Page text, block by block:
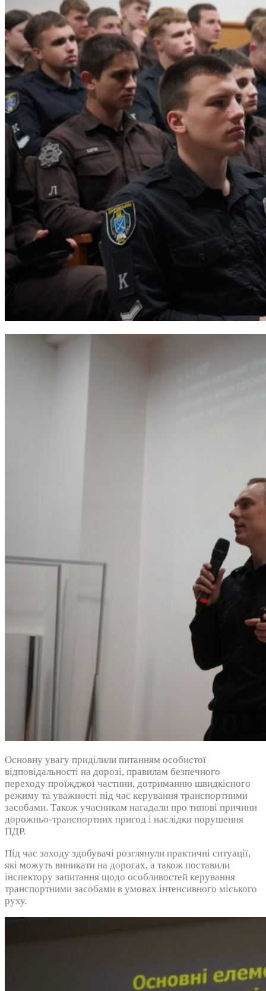
Основну увагу приділили питанням особистої
відповідальності на дорозі, правилам безпечного
переходу проїжджої частини, дотриманню швидкісного
режиму та уважності під час керування транспортними
засобами. Також учасникам нагадали про типові причини
дорожньо-транспортних пригод і наслідки порушення
ПДР.
Під час заходу здобувачі розглянули практичні ситуації,
які можуть виникати на дорогах, а також поставили
інспектору запитання щодо особливостей керування
транспортними засобами в умовах інтенсивного міського
руху.